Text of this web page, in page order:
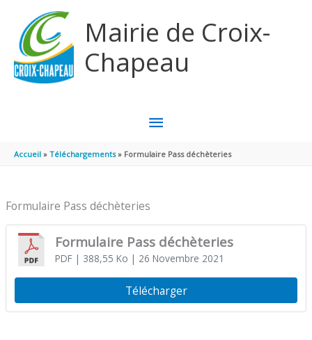
Mairie de Croix-
Chapeau
MENU
PRINCIPAL
Accueil Téléchargements Formulaire Pass déchèteries
Formulaire Pass déchèteries
Formulaire Pass déchèteries
PDF| 388,55 Ko | 26 Novembre 2021
Télécharger